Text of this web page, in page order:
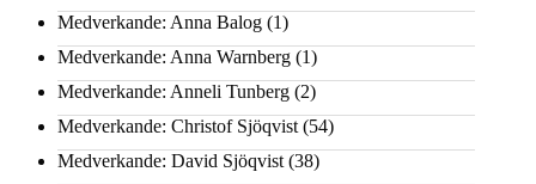
Medverkande: Anna Balog (1)
Medverkande: Anna Warnberg (1)
Medverkande: Anneli Tunberg (2)
Medverkande: Christof Sjöqvist (54)
Medverkande: David Sjöqvist (38)